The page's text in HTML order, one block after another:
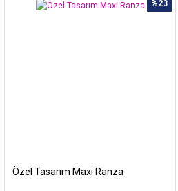
%23
Özel Tasarım Maxi Ranza